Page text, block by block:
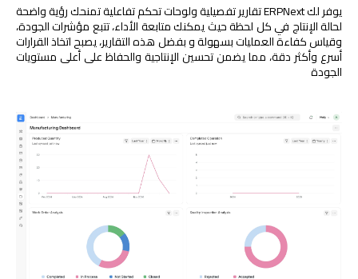
يوفر لك ERPNext تقارير تفصيلية ولوحات تحكم تفاعلية تمنحك رؤية واضحة
لحالة الإنتاج في كل لحظة حيث يمكنك متابعة الأداء، تتبع مؤشرات الجودة،
وقياس كفاءة العمليات بسهولة و بفضل هذه التقارير، يصبح اتخاذ القرارات
أسرع وأكثر دقة، مما يضمن تحسين الإنتاجية والحفاظ على أعلى مستويات
الجودة